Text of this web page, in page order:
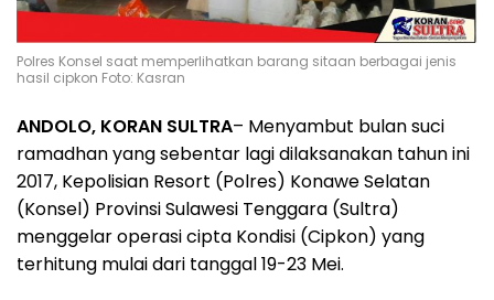
Polres Konsel saat memperlihatkan barang sitaan berbagai jenis
hasil cipkon Foto: Kasran
ANDOLO, KORAN SULTRA– Menyambut bulan suci
ramadhan yang sebentar lagi dilaksanakan tahun ini
2017, Kepolisian Resort (Polres) Konawe Selatan
(Konsel) Provinsi Sulawesi Tenggara (Sultra)
menggelar operasi cipta Kondisi (Cipkon) yang
terhitung mulai dari tanggal 19-23 Mei.